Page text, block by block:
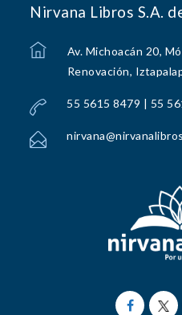
Nirvana Libros S.A.
Av. Michoacán 20,
Renovación,
55 5615 8479 | 55